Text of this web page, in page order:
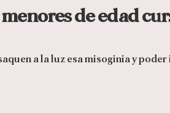
de edad
a la luz esa misoginia y